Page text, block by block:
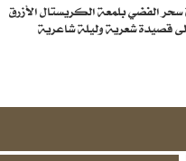
الفضي بلمعة الكريستال الأزرق